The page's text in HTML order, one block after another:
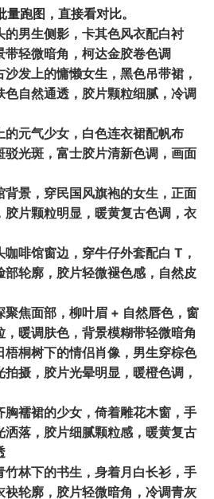
跑图，直接看对比。
男生侧影，卡其色风衣配白衬
轻微暗角，柯达金胶卷色调
发上的慵懒女生，黑色吊带裙，
自然通透，胶片颗粒细腻，冷调
的元气少女，白色连衣裙配帆布
光斑，富士胶片清新色调，画面
景，穿民国风旗袍的女生，正面
片颗粒明显，暖黄复古色调，衣
啡馆窗边，穿牛仔外套配白 T，
轮廓，胶片轻微褪色感，自然皮
聚焦面部，柳叶眉 + 自然唇色，窗
暖调肤色，背景模糊带轻微暗角
桐树下的情侣肖像，男生穿棕色
摄，胶片光晕明显，暖橙色调，
襦裙的少女，倚着雕花木窗，手
落，胶片细腻颗粒感，暖黄复古
林下的书生，身着月白长衫，手
轮廓，胶片轻微暗角，冷调青灰